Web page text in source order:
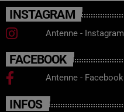
INSTAGRAM
Antenne - Instagram
FACEBOOK
Antenne - Facebook
INFOS